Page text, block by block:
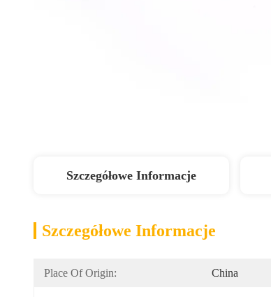
Szczegółowe Informacje
Szczegółowe Informacje
Place Of Origin: China